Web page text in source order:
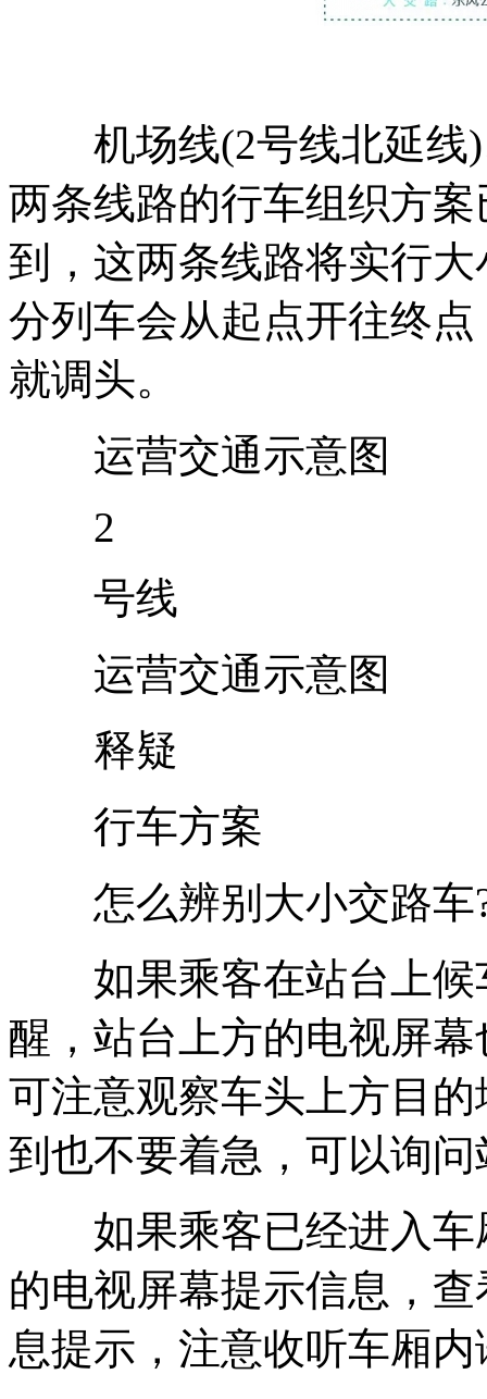
机场线(2号线北延线)
两条线路的行车组织方
到，这两条线路将实行
分列车会从起点开往终
就调头。
运营交通示意图
2
号线
运营交通示意图
释疑
行车方案
怎么辨别大小交路车
如果乘客在站台上候
醒，站台上方的电视屏
可注意观察车头上方目
到也不要着急，可以询
如果乘客已经进入车
的电视屏幕提示信息，
息提示，注意收听车厢